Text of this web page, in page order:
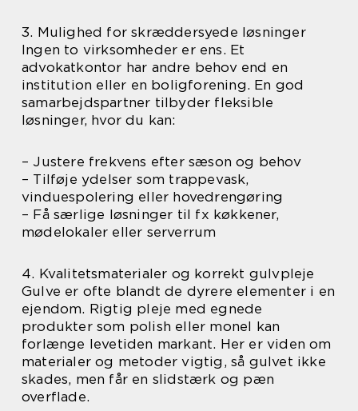
3. Mulighed for skræddersyede løsninger
Ingen to virksomheder er ens. Et
advokatkontor har andre behov end en
institution eller en boligforening. En god
samarbejdspartner tilbyder fleksible
løsninger, hvor du kan:
– Justere frekvens efter sæson og behov
– Tilføje ydelser som trappevask,
vinduespolering eller hovedrengøring
– Få særlige løsninger til fx køkkener,
mødelokaler eller serverrum
4. Kvalitetsmaterialer og korrekt gulvpleje
Gulve er ofte blandt de dyrere elementer i en
ejendom. Rigtig pleje med egnede
produkter som polish eller monel kan
forlænge levetiden markant. Her er viden om
materialer og metoder vigtig, så gulvet ikke
skades, men får en slidstærk og pæn
overflade.